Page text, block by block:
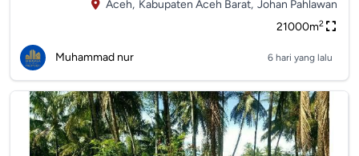
Aceh, Kabupaten Aceh Barat, Johan Pahlawan
21000m2
Muhammad nur 6 hari yang lalu